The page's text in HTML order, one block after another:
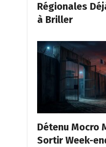
Régionales
à Briller
Détenu Mocro
Sortir Week-